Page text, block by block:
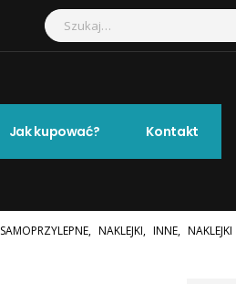
Jak kupować? Kontakt
SAMOPRZYLEPNE, NAKLEJKI, INNE, NAKLEJKI